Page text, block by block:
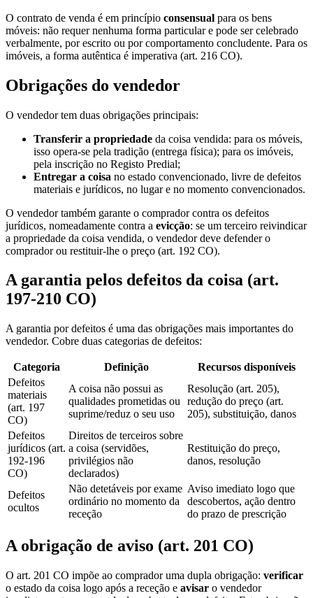
O contrato de venda é em princípio consensual para os bens
móveis: não requer nenhuma forma particular e pode ser celebrado
verbalmente, por escrito ou por comportamento concludente. Para os
imóveis, a forma autêntica é imperativa (art. 216 CO).
Obrigações do vendedor
O vendedor tem duas obrigações principais:
Transferir a propriedade da coisa vendida: para os móveis,
isso opera-se pela tradição (entrega física); para os imóveis,
pela inscrição no Registo Predial;
Entregar a coisa no estado convencionado, livre de defeitos
materiais e jurídicos, no lugar e no momento convencionados.
O vendedor também garante o comprador contra os defeitos
jurídicos, nomeadamente contra a evicção: se um terceiro reivindicar
a propriedade da coisa vendida, o vendedor deve defender o
comprador ou restituir-lhe o preço (art. 192 CO).
A garantia pelos defeitos da coisa (art.
197-210 CO)
A garantia por defeitos é uma das obrigações mais importantes do
vendedor. Cobre duas categorias de defeitos:
Categoria Definição
Recursos disponíveis
Defeitos
materiais
(art. 197
CO)
A coisa não possui as
qualidades prometidas ou
suprime/reduz o seu uso
Resolução (art. 205),
redução do preço (art.
205), substituição, danos
Defeitos
jurídicos (art.
192-196
CO)
Direitos de terceiros sobre
a coisa (servidões,
privilégios não
declarados)
Restituição do preço,
danos, resolução
Defeitos
ocultos
Não detetáveis por exame
ordinário no momento da
receção
Aviso imediato logo que
descobertos, ação dentro
do prazo de prescrição
A obrigação de aviso (art. 201 CO)
O art. 201 CO impõe ao comprador uma dupla obrigação: verificar
o estado da coisa logo após a receção e avisar o vendedor